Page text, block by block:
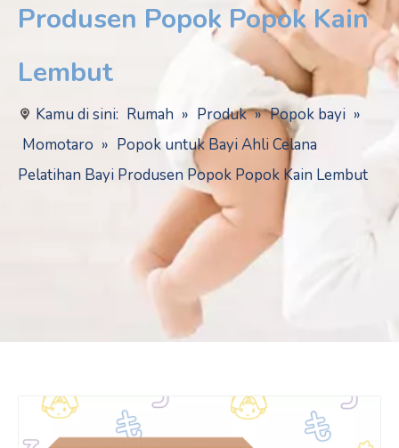
Produsen Popok Popok Kain
Lembut
Kamu di sini: Rumah » Produk » Popok bayi »
Momotaro » Popok untuk Bayi Ahli Celana
Pelatihan Bayi Produsen Popok Popok Kain Lembut